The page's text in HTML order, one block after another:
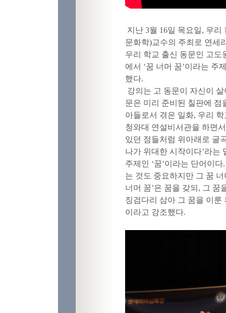
지난 3월 16일 목요일, 우
문화학)교수의 주최로 연세
우리 학교 출신 동문인 고도
에서 ‘꿈 너머 꿈’이라는 주
했다.
강의는 고 동문이 자신이
문은 미리 준비된 칠판에
아들로서 겪은 일화, 우리
청와대 연설비서관을 하면
있던 점들처럼 위아래로 굴
나가 위대한 시작이다’라는
주제인 ‘꿈’이라는 단어이다
는 것도 중요하지만 그 꿈
너머 꿈’은 꿈을 갖되 , 그 꿈
징검다리 삼아 그 꿈을 이룬
이라고 강조했다.